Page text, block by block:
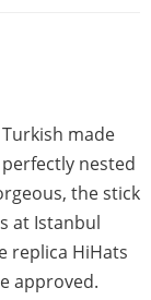
made
nested
the stick
at Istanbul
replica HiHats
approved.